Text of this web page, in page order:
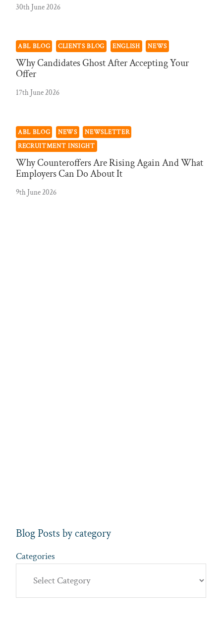
30th June 2026
ABL BLOG CLIENTS BLOG ENGLISH NEWS
Why Candidates Ghost After Accepting Your
Offer
17th June 2026
ABL BLOG NEWS
NEWSLETTER
RECRUITMENT INSIGHT
Why Counteroffers Are Rising Again And What
Employers Can Do About It
9th June 2026
Blog Posts by category
Categories